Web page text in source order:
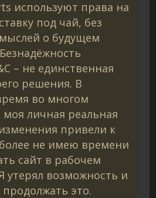
используют права на
под чай, без
о будущем
– не единственная
решения. В
во многом
моя личная реальная
привели к
не имею времени
сайт в рабочем
утерял возможность и
это.